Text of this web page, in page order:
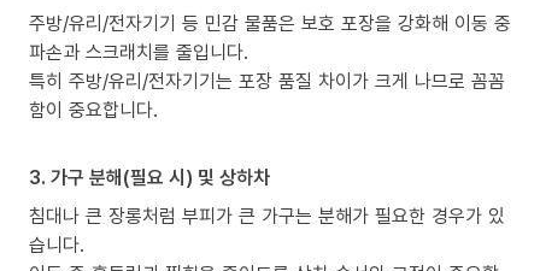
주방/유리/전자기기 등 민감 물품은 보호 포장을 강화해 이동 중
파손과 스크래치를 줄입니다.
특히 주방/유리/전자기기는 포장 품질 차이가 크게 나므로 꼼꼼
함이 중요합니다.
3. 가구 분해(필요 시) 및 상하차
침대나 큰 장롱처럼 부피가 큰 가구는 분해가 필요한 경우가 있
습니다.